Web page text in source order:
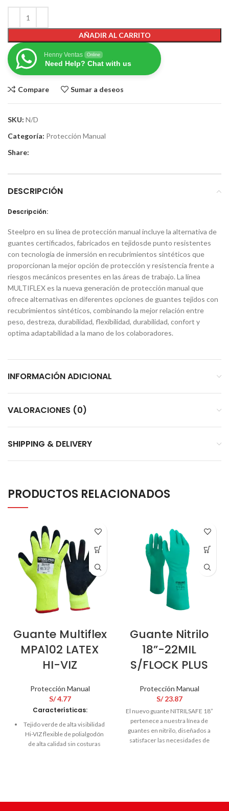
AÑADIR AL CARRITO
Henny Ventas Online
Need Help? Chat with us
Compare Sumar a deseos
SKU: N/D
Categoría: Protección Manual
Share:
DESCRIPCIÓN
Descripción:
Steelpro en su línea de protección manual incluye la alternativa de
guantes certificados, fabricados en tejidosde punto resistentes
con tecnología de inmersión en recubrimientos sintéticos que
proporcionan la mejor opción de protección y resistencia frente a
riesgos mecánicos presentes en las áreas de trabajo. La línea
MULTIFLEX es la nueva generación de protección manual que
ofrece alternativas en diferentes opciones de guantes tejidos con
recubrimientos sintéticos, combinando la mejor relación entre
peso, destreza, durabilidad, flexibilidad, durabilidad, confort y
optima adaptabilidad a la mano de los colaboradores.
INFORMACIÓN ADICIONAL
VALORACIONES (0)
SHIPPING & DELIVERY
PRODUCTOS RELACIONADOS
Guante Multiflex
MPA102 LATEX
HI-VIZ
Protección Manual
S/4.77
Características:
Tejido verde de alta visibilidad
Hi-VIZ flexible de polialgodón
de alta calidad sin costuras
Excelente nivel de destreza y
Guante Nitrilo
18”-22MIL
S/FLOCK PLUS
Protección Manual
S/23.87
El nuevo guante NITRILSAFE 18”
pertenece a nuestra línea de
guantes en nitrilo, diseñados a
satisfacer las necesidades de